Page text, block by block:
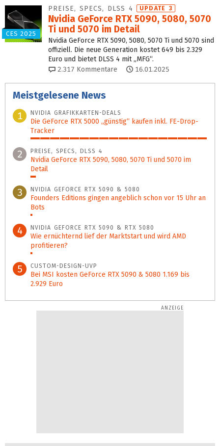
CES 2025
PREISE, SPECS, DLSS 4 UPDATE 3
Nvidia GeForce RTX 5090, 5080, 5070
Ti und 5070 im Detail
Nvidia GeForce RTX 5090, 5080, 5070 Ti und 5070 sind
offiziell. Die neue Generation kostet 649 bis 2.329
Euro und bietet DLSS 4 mit „MFG“.
2.317 Kommentare 16.01.2025
Meistgelesene News
1
NVIDIA GRAFIKKARTEN-DEALS
Die GeForce RTX 5000 „günstig“ kaufen inkl. FE-Drop-
Tracker
100%
2 PREISE, SPECS, DLSS 4
Nvidia GeForce RTX 5090, 5080, 5070 Ti und 5070 im
Detail
3%
3 NVIDIA GEFORCE RTX 5090 & 5080
Founders Editions gingen angeblich schon vor 15 Uhr an
Bots
1%
4 NVIDIA GEFORCE RTX 5090 & RTX 5080
Wie ernüchternd lief der Marktstart und wird AMD
profitieren?
1%
5 CUSTOM-DESIGN-UVP
Bei MSI kosten GeForce RTX 5090 & 5080 1.169 bis
2.929 Euro